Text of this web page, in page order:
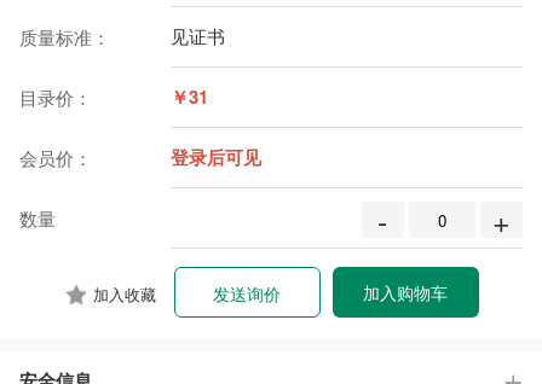
质量标准： 见证书
目录价： ￥31
会员价： 登录后可见
数量 - +
加入收藏 加入购物车
发送询价